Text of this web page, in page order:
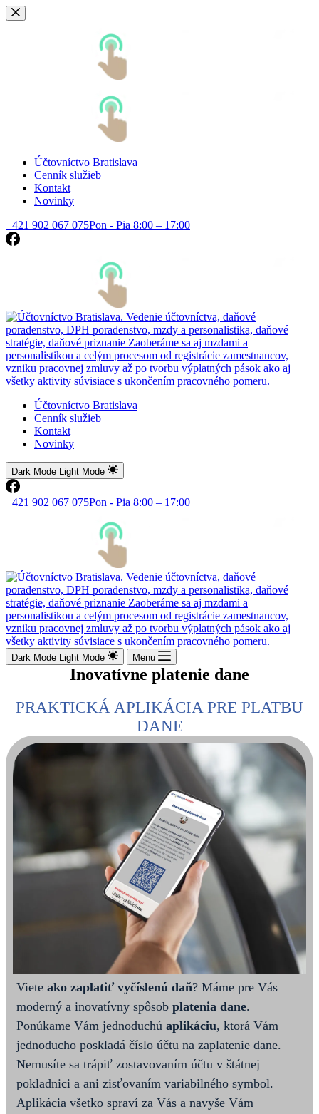
Skip
to
Účtovníctvo Bratislava
Cenník služieb
Kontakt
Novinky
+421 902 067 075Pon - Pia 8:00 – 17:00
Účtovníctvo Bratislava
Cenník služieb
Kontakt
Novinky
Dark Mode Light Mode
+421 902 067 075Pon - Pia 8:00 – 17:00
Dark Mode Light Mode Menu
Inovatívne platenie dane
PRAKTICKÁ APLIKÁCIA PRE PLATBU
DANE
Viete ako zaplatiť vyčíslenú daň? Máme pre Vás
moderný a inovatívny spôsob platenia dane.
Ponúkame Vám jednoduchú aplikáciu, ktorá Vám
jednoducho poskladá číslo účtu na zaplatenie dane.
Nemusíte sa trápiť zostavovaním účtu v štátnej
pokladnici a ani zisťovaním variabilného symbol.
Aplikácia všetko spraví za Vás a navyše Vám